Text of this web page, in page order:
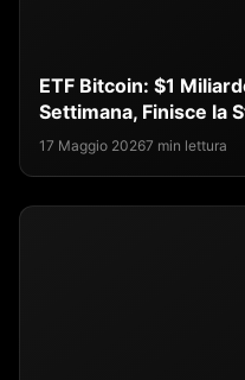
ETF Bitcoin: $1
Settimana, Finisce la
17 Maggio 20267 min lettura